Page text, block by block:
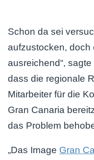
Schon da sei
aufzustocken, doch
ausreichend“,
dass die regionale
Mitarbeiter für die
Gran Canaria
das Problem
„Das Image Gran